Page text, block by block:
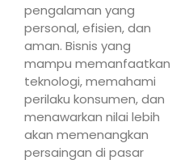
pengalaman yang
personal, efisien, dan
aman. Bisnis yang
mampu memanfaatkan
teknologi, memahami
perilaku konsumen, dan
menawarkan nilai lebih
akan memenangkan
persaingan di pasar